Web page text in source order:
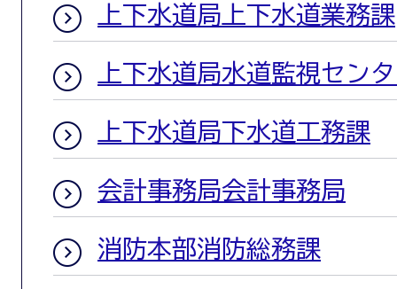
上下水道局上下水道業務課
上下水道局水道監視セン
上下水道局下水道工務課
会計事務局会計事務局
消防本部消防総務課